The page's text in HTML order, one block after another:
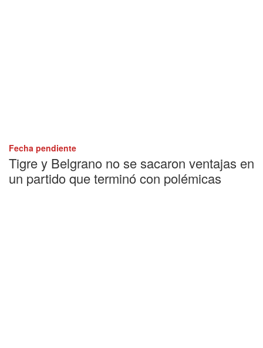
Fecha pendiente
Tigre y Belgrano no se sacaron ventajas en
un partido que terminó con polémicas